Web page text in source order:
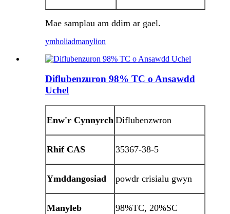
Mae samplau am ddim ar gael.
ymholiadmanylion
Diflubenzuron 98% TC o Ansawdd
Uchel
Enw'r Cynnyrch Diflubenzwron
Rhif CAS 35367-38-5
Ymddangosiad powdr crisialu gwyn
Manyleb 98%TC, 20%SC